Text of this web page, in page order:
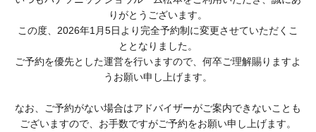
りがとうございます。
この度、2026年1月5日より完全予約制に変更させていただくこ
ととなりました。
ご予約を優先とした運営を行いますので、何卒ご理解賜りますよ
うお願い申し上げます。
なお、ご予約がない場合はアドバイザーがご案内できないことも
ございますので、お手数ですがご予約をお願い申し上げます。